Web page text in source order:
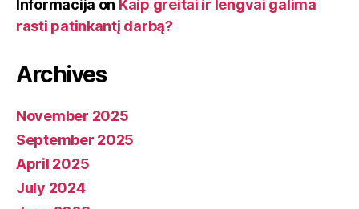
Informacija on Kaip greitai ir lengvai galima
rasti patinkantį darbą?
Archives
November 2025
September 2025
April 2025
July 2024